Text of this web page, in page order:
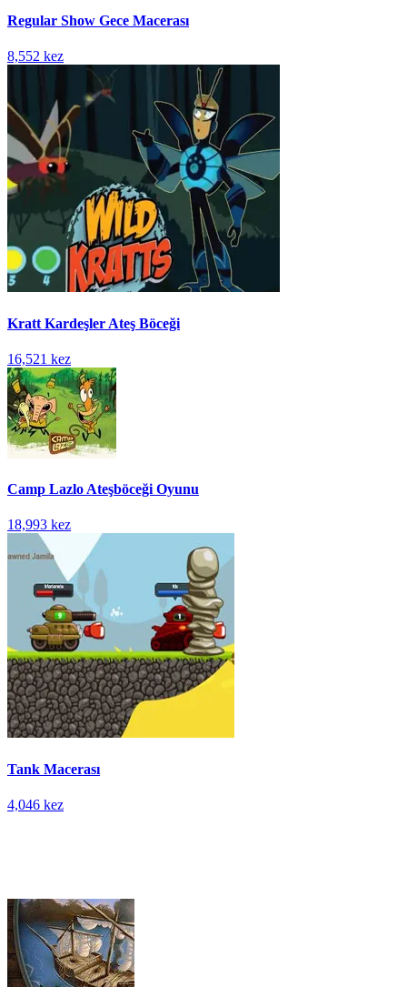
Regular Show Gece Macerası
8,552 kez
Kratt Kardeşler Ateş Böceği
16,521 kez
Camp Lazlo Ateşböceği Oyunu
18,993 kez
Tank Macerası
4,046 kez